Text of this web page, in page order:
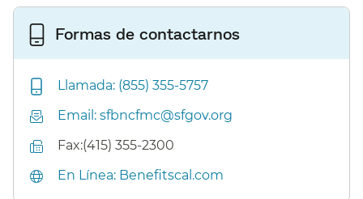
Formas de contactarnos​​
Llamada: (855) 355-5757​​
Email: sfbncfmc@sfgov.org​​
Fax:(415) 355-2300​​
En Línea: Benefitscal.com​​